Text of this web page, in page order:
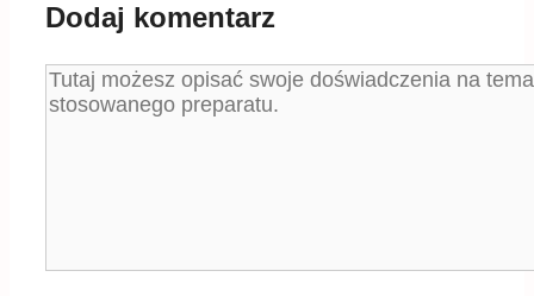
Dodaj komentarz
Komentarz